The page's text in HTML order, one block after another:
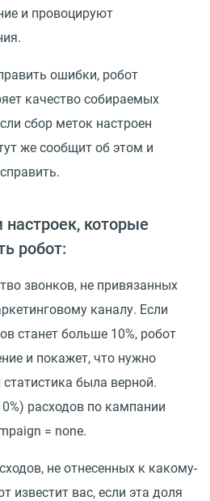
и провоцируют
ошибки, робот
качество собираемых
сбор меток настроен
же сообщит об этом и
которые
робот:
звонков, не привязанных
каналу. Если
станет больше 10%, робот
и покажет, что нужно
была верной.
расходов по кампании
= none.
не отнесенных к какому-
известит вас, если эта доля